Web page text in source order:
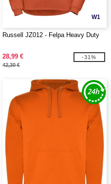
W1
Russell JZ012 - Felpa Heavy Duty
28,99 €
42,30 €
-31%